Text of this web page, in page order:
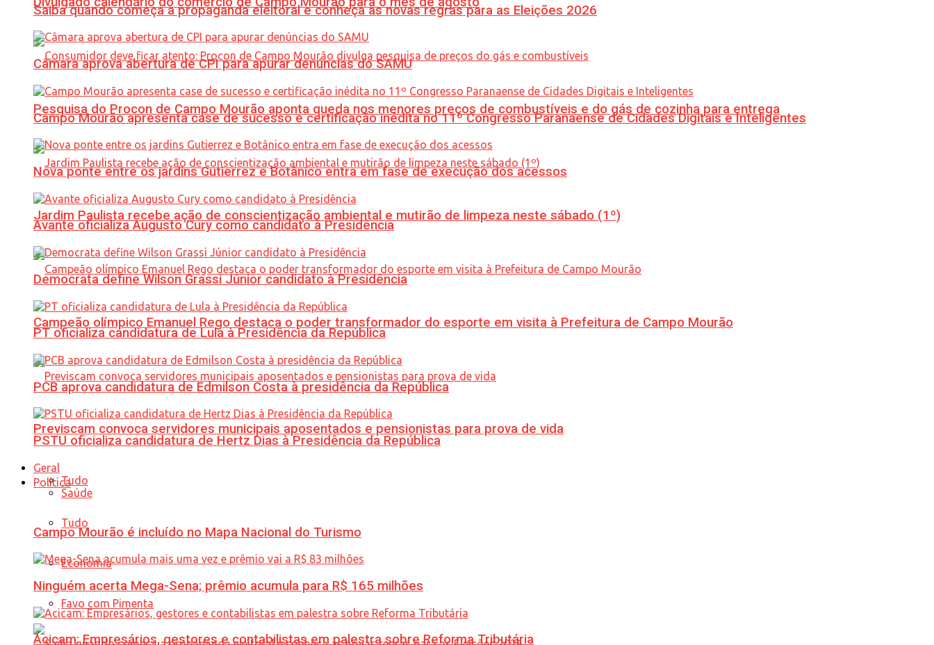
Pesquisa do Procon de Campo Mourão aponta queda nos menores preços de combustíveis e do gás de cozinha para entrega
Jardim Paulista recebe ação de conscientização ambiental e mutirão de limpeza neste sábado (1º)
Campeão olímpico Emanuel Rego destaca o poder transformador do esporte em visita à Prefeitura de Campo Mourão
Previscam convoca servidores municipais aposentados e pensionistas para prova de vida
Política
Tudo
Economia
Favo com Pimenta
Saiba quando começa a propaganda eleitoral e conheça as novas regras para as Eleições 2026
Câmara aprova abertura de CPI para apurar denúncias do SAMU
Campo Mourão apresenta case de sucesso e certificação inédita no 11º Congresso Paranaense de Cidades Digitais e Inteligentes
Nova ponte entre os jardins Gutierrez e Botânico entra em fase de execução dos acessos
Avante oficializa Augusto Cury como candidato à Presidência
Democrata define Wilson Grassi Júnior candidato à Presidência
PT oficializa candidatura de Lula à Presidência da República
PCB aprova candidatura de Edmilson Costa à presidência da República
PSTU oficializa candidatura de Hertz Dias à Presidência da República
Geral
Tudo
Saúde
Campo Mourão é incluído no Mapa Nacional do Turismo
Ninguém acerta Mega-Sena; prêmio acumula para R$ 165 milhões
Acicam: Empresários, gestores e contabilistas em palestra sobre Reforma Tributária